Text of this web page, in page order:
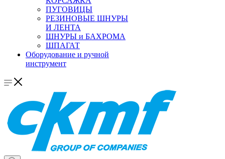
ПУГОВИЦЫ
РЕЗИНОВЫЕ ШНУРЫ
И ЛЕНТА
ШНУРЫ и БАХРОМА
ШПАГАТ
Оборудование и ручной
инструмент